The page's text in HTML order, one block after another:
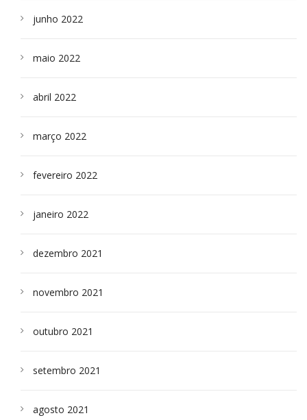
junho 2022
maio 2022
abril 2022
março 2022
fevereiro 2022
janeiro 2022
dezembro 2021
novembro 2021
outubro 2021
setembro 2021
agosto 2021